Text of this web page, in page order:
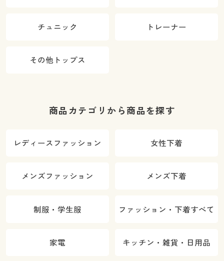
チュニック トレーナー
その他トップス
商品カテゴリから商品を探す
レディースファッション 女性下着
メンズファッション メンズ下着
制服・学生服 ファッション・下着すべて
家電 キッチン・雑貨・日用品